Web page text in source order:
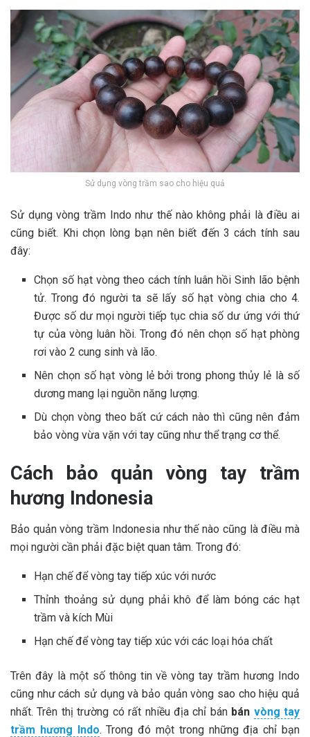
Sử dụng vòng trầm sao cho hiệu quả
Sử dụng vòng trầm Indo như thế nào không phải là điều ai
cũng biết. Khi chọn lòng bạn nên biết đến 3 cách tính sau
đây:
Chọn số hạt vòng theo cách tính luân hồi Sinh lão bệnh
tử. Trong đó người ta sẽ lấy số hạt vòng chia cho 4.
Được số dư mọi người tiếp tục chia số dư ứng với thứ
tự của vòng luân hồi. Trong đó nên chọn số hạt phòng
rơi vào 2 cung sinh và lão.
Nên chọn số hạt vòng lẻ bởi trong phong thủy lẻ là số
dương mang lại nguồn năng lượng.
Dù chọn vòng theo bất cứ cách nào thì cũng nên đảm
bảo vòng vừa vặn với tay cũng như thể trạng cơ thể.
Cách bảo quản vòng tay trầm
hương Indonesia
Bảo quản vòng trầm Indonesia như thế nào cũng là điều mà
mọi người cần phải đặc biệt quan tâm. Trong đó:
Hạn chế để vòng tay tiếp xúc với nước
Thỉnh thoảng sử dụng phải khô để làm bóng các hạt
trầm và kích Mùi
Hạn chế để vòng tay tiếp xúc với các loại hóa chất
Trên đây là một số thông tin về vòng tay trầm hương Indo
cũng như cách sử dụng và bảo quản vòng sao cho hiệu quả
nhất. Trên thị trường có rất nhiều địa chỉ bán bán vòng tay
trầm hương Indo. Trong đó một trong những địa chỉ bạn